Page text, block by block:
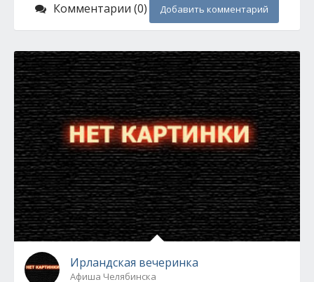
Комментарии (0) Добавить комментарий
Ирландская вечеринка
Афиша Челябинска